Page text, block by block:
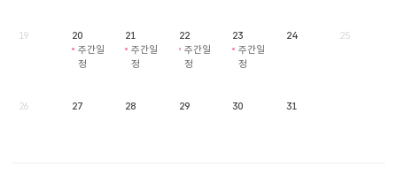
19
20
주간일
정
21
주간일
정
22
주간일
정
23
주간일
정
24 25
26 27 28 29 30 31